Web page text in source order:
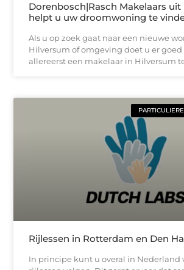
Dorenbosch|Rasch Makelaars uit
helpt u uw droomwoning te
Als u op zoek gaat naar een nieuwe
Hilversum of omgeving doet u er goed
allereerst een makelaar in Hilversum
Rijlessen in Rotterdam en Den
In principe kunt u overal in Nederland